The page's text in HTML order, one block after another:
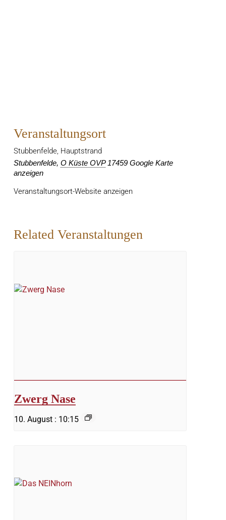
Veranstaltungsort
Stubbenfelde, Hauptstrand
Stubbenfelde, O Küste OVP 17459 Google Karte
anzeigen
Veranstaltungsort-Website anzeigen
Related Veranstaltungen
Zwerg Nase
10. August : 10:15